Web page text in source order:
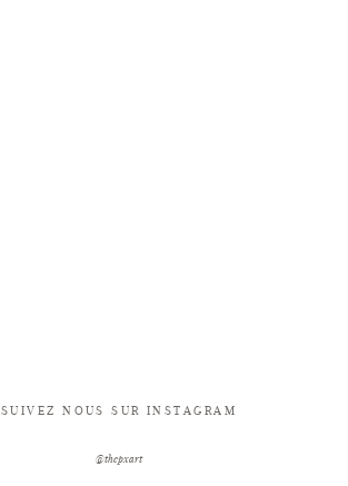
SUIVEZ NOUS SUR INSTAGRAM
@thepxart